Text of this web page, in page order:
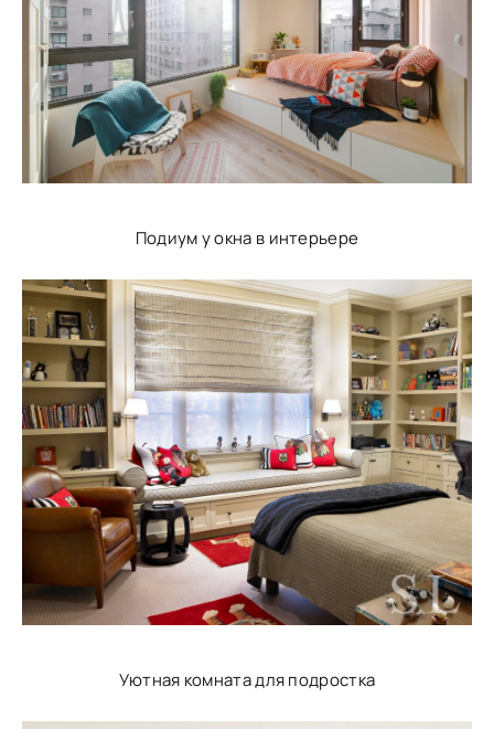
Подиум у окна в интерьере
Уютная комната для подростка